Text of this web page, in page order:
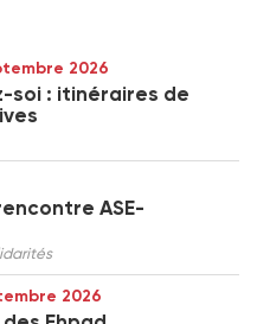
2026
soi : itinéraires de
ASE-
2026